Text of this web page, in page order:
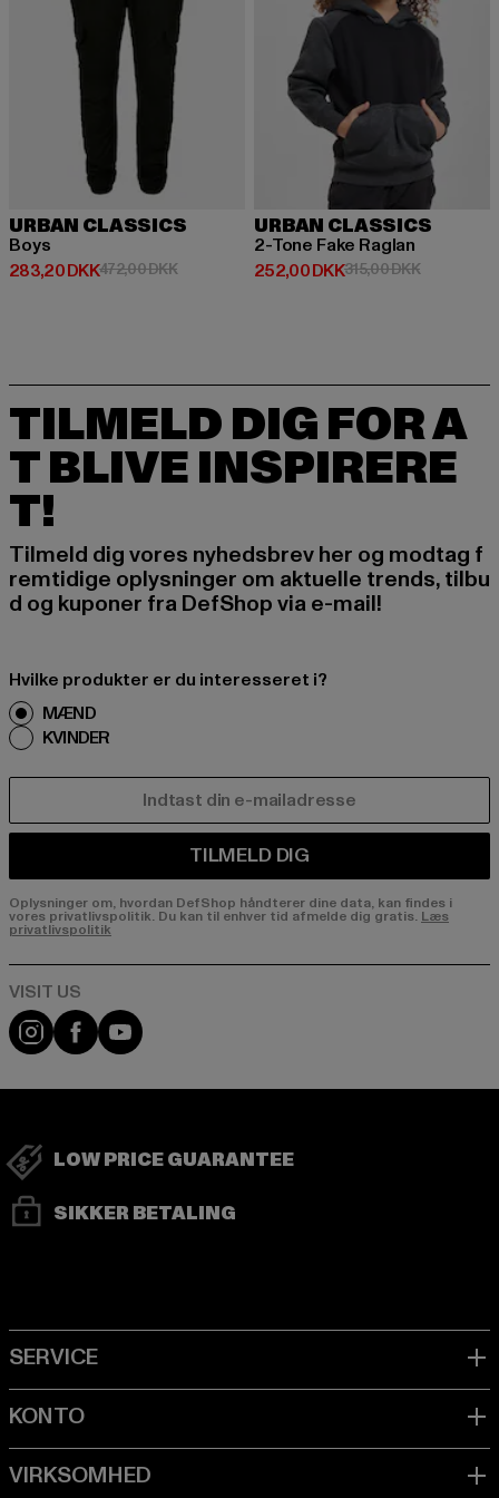
URBAN CLASSICS
Boys
283,20 DKK
Nuværende pris: 283,20 DKK
472,00 DKKKampagnepris: 472,00 DKK
URBAN CLASSICS
2-Tone Fake Raglan
252,00 DKK
Nuværende pris: 252,00 DKK
315,00 DKK
TILMELD DIG FOR A
T BLIVE INSPIRERE
T!
Tilmeld dig vores nyhedsbrev her og modtag f
remtidige oplysninger om aktuelle trends, tilbu
d og kuponer fra DefShop via e-mail!
Hvilke produkter er du interesseret i?
MÆND
KVINDER
TILMELD DIG
Oplysninger om, hvordan DefShop håndterer dine data, kan findes i
vores privatlivspolitik. Du kan til enhver tid afmelde dig gratis. Læs
privatlivspolitik
Visit our Instagram page:
Visit our Facebook page:
Visit our YouTube channel:
LOW PRICE GUARANTEE
SIKKER BETALING